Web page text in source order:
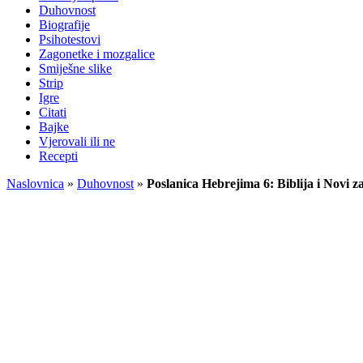
Duhovnost
Biografije
Psihotestovi
Zagonetke i mozgalice
Smiješne slike
Strip
Igre
Citati
Bajke
Vjerovali ili ne
Recepti
Naslovnica » Duhovnost » Poslanica Hebrejima 6: Biblija i Novi